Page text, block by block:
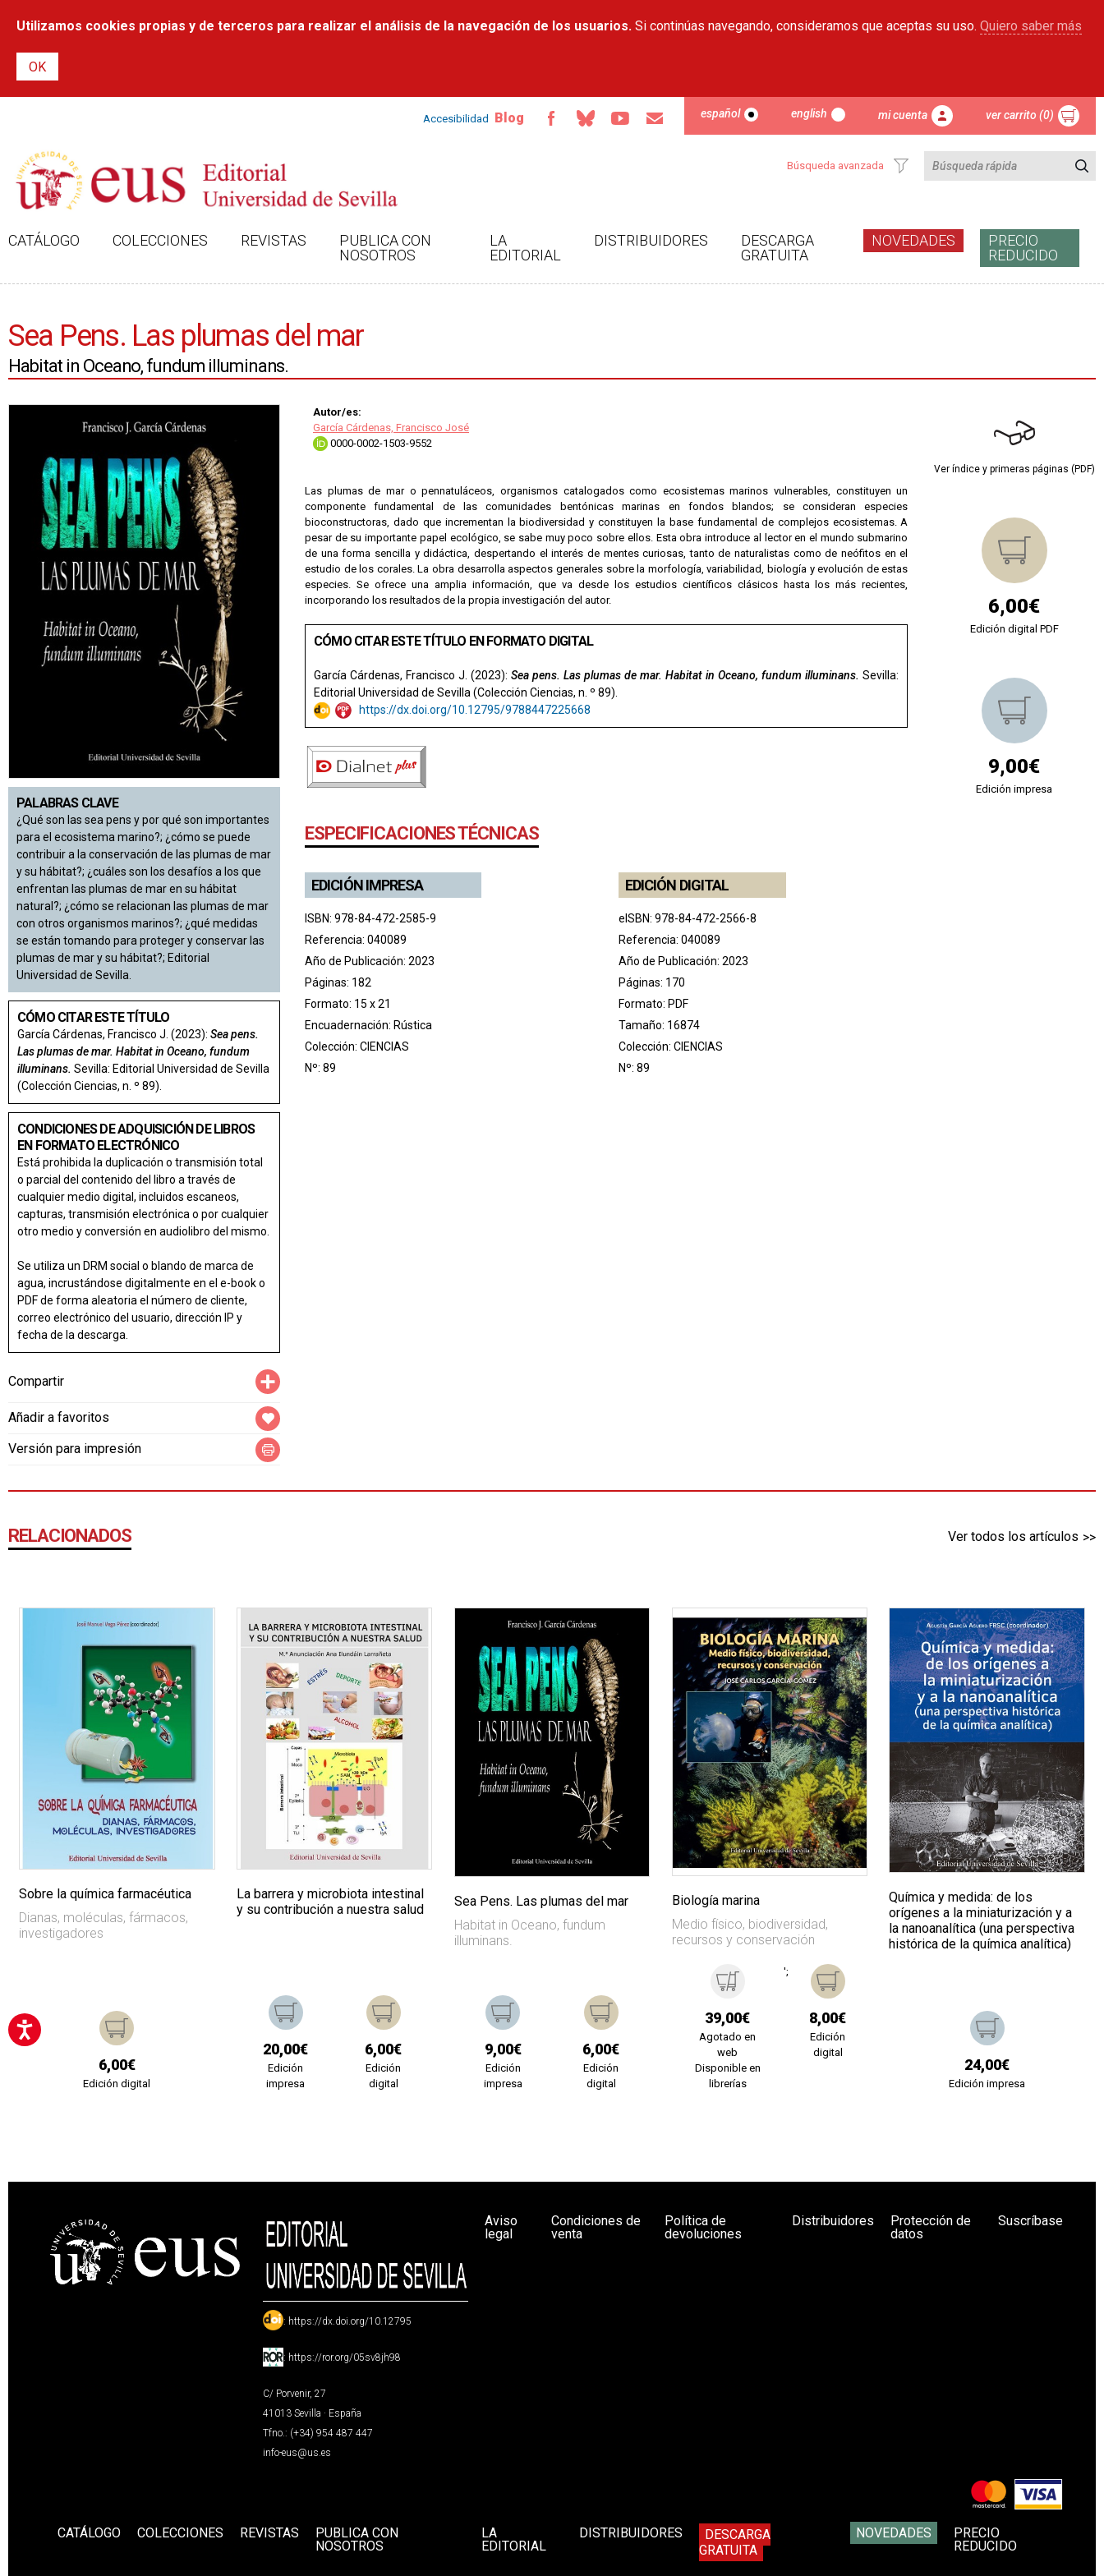
contenido
Utilizamos cookies propias y de terceros para realizar el análisis de la navegación de los usuarios. Si continúas navegando, consideramos que aceptas su uso. Quiero saber más
Accesibilidad Blog español english mi cuenta ver carrito (0)
Búsqueda avanzada
CATÁLOGO COLECCIONES REVISTAS
PUBLICA CON
NOSOTROS
LA
EDITORIAL
DISTRIBUIDORES
DESCARGA
GRATUITA
NOVEDADES
PRECIO
REDUCIDO
Sea Pens. Las plumas del mar
Habitat in Oceano, fundum illuminans.
PALABRAS CLAVE
¿Qué son las sea pens y por qué son importantes
para el ecosistema marino?; ¿cómo se puede
contribuir a la conservación de las plumas de mar
y su hábitat?; ¿cuáles son los desafíos a los que
enfrentan las plumas de mar en su hábitat
natural?; ¿cómo se relacionan las plumas de mar
con otros organismos marinos?; ¿qué medidas
se están tomando para proteger y conservar las
plumas de mar y su hábitat?; Editorial
Universidad de Sevilla.
CÓMO CITAR ESTE TÍTULO
García Cárdenas, Francisco J. (2023): Sea pens.
Las plumas de mar. Habitat in Oceano, fundum
illuminans. Sevilla: Editorial Universidad de Sevilla
(Colección Ciencias, n. º 89).
CONDICIONES DE ADQUISICIÓN DE LIBROS
EN FORMATO ELECTRÓNICO
Está prohibida la duplicación o transmisión total
o parcial del contenido del libro a través de
cualquier medio digital, incluidos escaneos,
capturas, transmisión electrónica o por cualquier
otro medio y conversión en audiolibro del mismo.
Se utiliza un DRM social o blando de marca de
agua, incrustándose digitalmente en el e-book o
PDF de forma aleatoria el número de cliente,
correo electrónico del usuario, dirección IP y
fecha de la descarga.
Compartir
Añadir a favoritos
Versión para impresión
Autor/es:
García Cárdenas, Francisco José
0000-0002-1503-9552
Las plumas de mar o pennatuláceos, organismos catalogados como ecosistemas marinos vulnerables, constituyen un
componente fundamental de las comunidades bentónicas marinas en fondos blandos; se consideran especies
bioconstructoras, dado que incrementan la biodiversidad y constituyen la base fundamental de complejos ecosistemas. A
pesar de su importante papel ecológico, se sabe muy poco sobre ellos. Esta obra introduce al lector en el mundo submarino
de una forma sencilla y didáctica, despertando el interés de mentes curiosas, tanto de naturalistas como de neófitos en el
estudio de los corales. La obra desarrolla aspectos generales sobre la morfología, variabilidad, biología y evolución de estas
especies. Se ofrece una amplia información, que va desde los estudios científicos clásicos hasta los más recientes,
incorporando los resultados de la propia investigación del autor.
CÓMO CITAR ESTE TÍTULO EN FORMATO DIGITAL
García Cárdenas, Francisco J. (2023): Sea pens. Las plumas de mar. Habitat in Oceano, fundum illuminans. Sevilla:
Editorial Universidad de Sevilla (Colección Ciencias, n. º 89).
https://dx.doi.org/10.12795/9788447225668
ESPECIFICACIONES TÉCNICAS
EDICIÓN IMPRESA
ISBN: 978-84-472-2585-9
Referencia: 040089
Año de Publicación: 2023
Páginas: 182
Formato: 15 x 21
Encuadernación: Rústica
Colección: CIENCIAS
Nº: 89
EDICIÓN DIGITAL
eISBN: 978-84-472-2566-8
Referencia: 040089
Año de Publicación: 2023
Páginas: 170
Formato: PDF
Tamaño: 16874
Colección: CIENCIAS
Nº: 89
Ver índice y primeras páginas (PDF)
6,00€
Edición digital PDF
9,00€
Edición impresa
RELACIONADOS Ver todos los artículos
Sobre la química farmacéutica
Dianas, moléculas, fármacos,
investigadores
6,00€
Edición digital
La barrera y microbiota intestinal
y su contribución a nuestra salud
20,00€
Edición
impresa
6,00€
Edición
digital
Sea Pens. Las plumas del mar
Habitat in Oceano, fundum
illuminans.
9,00€
Edición
impresa
6,00€
Edición
digital
Biología marina
Medio físico, biodiversidad,
recursos y conservación
39,00€
Agotado en
web
Disponible en
librerías
';
8,00€
Edición
digital
Química y medida: de los
orígenes a la miniaturización y a
la nanoanalítica (una perspectiva
histórica de la química analítica)
24,00€
Edición impresa
: https://dx.doi.org/10.12795
: https://ror.org/05sv8jh98
C/ Porvenir, 27
41013 Sevilla · España
Tfno.: (+34) 954 487 447
info-eus@us.es
Aviso
legal
Condiciones de
venta
Política de
devoluciones
Distribuidores
Protección de
datos
Suscríbase
CATÁLOGO COLECCIONES REVISTAS
PUBLICA CON
NOSOTROS
LA
EDITORIAL
DISTRIBUIDORES
DESCARGA
GRATUITA
NOVEDADES
PRECIO
REDUCIDO